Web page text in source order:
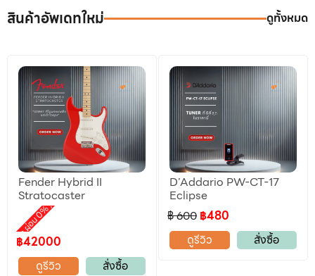
สินค้าอัพเดทใหม่ ดูทั้งหมด
Fender Hybrid II
Stratocaster
ผ่อน 0%
,
ลดราคา
฿42000
ดูรีวิว
สั่งซื้อ
D’Addario PW-CT-17
Eclipse
฿ 600 ฿480
ดูรีวิว
สั่งซื้อ